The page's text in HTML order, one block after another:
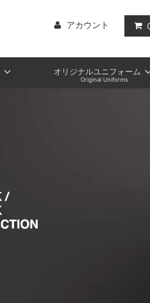
アカウント
オリジナルユニフォーム
Original Uniforms